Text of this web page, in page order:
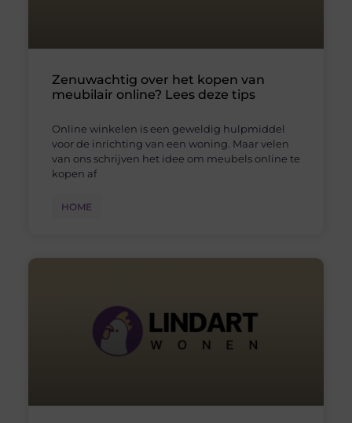
Zenuwachtig over het kopen van
meubilair online? Lees deze tips
Online winkelen is een geweldig hulpmiddel
voor de inrichting van een woning. Maar velen
van ons schrijven het idee om meubels online te
kopen af
HOME